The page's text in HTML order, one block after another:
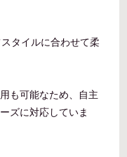
タイルに合わせて柔
も可能なため、自主
ズに対応していま